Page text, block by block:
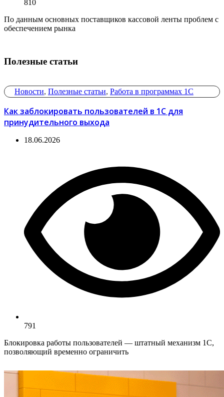
810
По данным основных поставщиков кассовой ленты проблем с
обеспечением рынка
Полезные статьи
Новости, Полезные статьи, Работа в программах 1С
Как заблокировать пользователей в 1С для
принудительного выхода
18.06.2026
791
Блокировка работы пользователей — штатный механизм 1С,
позволяющий временно ограничить